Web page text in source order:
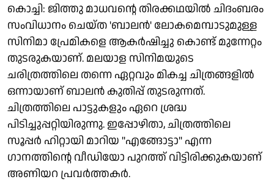
കൊച്ചി: ജിത്തു മാധവന്റെ തിരക്കഥയിൽ ചിദംബരം
സംവിധാനം ചെയ്ത 'ബാലൻ' ലോകമെമ്പാടുമുള്ള
സിനിമാ പ്രേമികളെ ആകർഷിച്ചു കൊണ്ട് മുന്നേറ്റം
തുടരുകയാണ്. മലയാള സിനിമയുടെ
ചരിത്രത്തിലെ തന്നെ ഏറ്റവും മികച്ച ചിത്രങ്ങളിൽ
ഒന്നായാണ് ബാലൻ കുതിപ്പ് തുടരുന്നത്.
ചിത്രത്തിലെ പാട്ടുകളും ഏറെ ശ്രദ്ധ
പിടിച്ചുപ്പറ്റിയിരുന്നു. ഇപ്പോഴിതാ, ചിത്രത്തിലെ
സൂപ്പർ ഹിറ്റായി മാറിയ "എങ്ങോട്ടാ" എന്ന
ഗാനത്തിൻ്റെ വീഡിയോ പുറത്ത് വിട്ടിരിക്കുകയാണ്
അണിയറ പ്രവർത്തകർ.